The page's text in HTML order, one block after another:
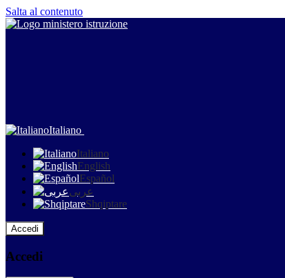
Salta al contenuto
Italiano
Italiano
English
Español
عربى
Shqiptare
Accedi
Accedi